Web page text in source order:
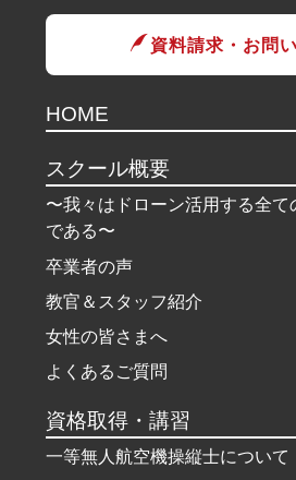
資料請求・お問
HOME
スクール概要
〜我々はドローン活用する全て
である〜
卒業者の声
教官＆スタッフ紹介
女性の皆さまへ
よくあるご質問
資格取得・講習
一等無人航空機操縦士について